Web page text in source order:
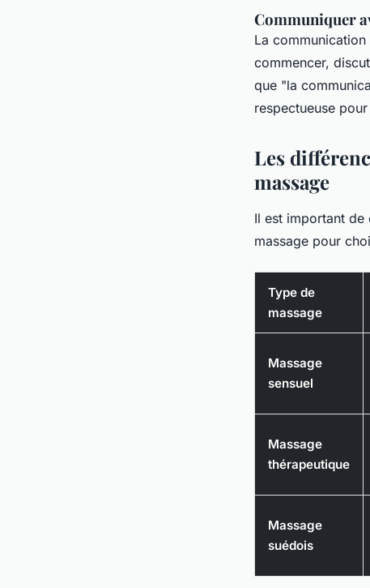
Communiquer
La
commencer,
que "la
respectueuse
Les
massage
Il est important de
massage pour
Type de
massage
Massage
sensuel
Massage
thérapeutique
Massage
suédois